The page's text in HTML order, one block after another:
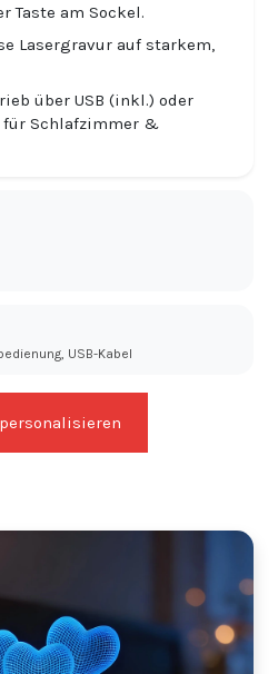
Taste am Sockel.
Lasergravur auf starkem,
über USB (inkl.) oder
für Schlafzimmer &
USB-Kabel